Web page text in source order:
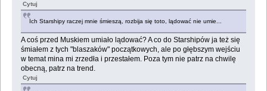
Cytuj
Ich Starshipy raczej mnie śmieszą, rozbija się toto, lądować nie umie...
A coś przed Muskiem umiało lądować? A co do Starshipów ja też się
śmiałem z tych "blaszaków" początkowych, ale po głębszym wejściu
w temat mina mi zrzedła i przestałem. Poza tym nie patrz na chwilę
obecną, patrz na trend.
Cytuj